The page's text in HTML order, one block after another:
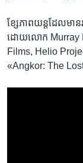
ខ្សែភាពយន្ត​ដែល​មា
ដោយ​លោក Murray
Films, Helio
«Angkor: The